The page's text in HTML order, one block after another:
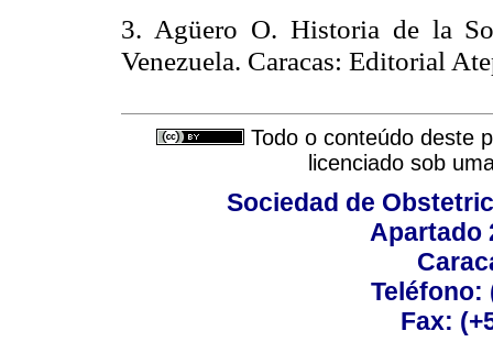
3. Agüero O. Historia de la
Venezuela. Caracas: Editorial
Todo o conteúdo deste
licenciado sob
Sociedad de
Apartado
Teléfono:
Fax: